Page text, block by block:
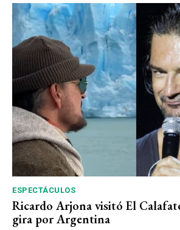
ESPECTÁCULOS
Ricardo Arjona visitó El
gira por Argentina